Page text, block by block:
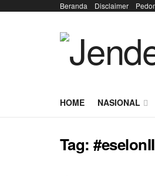
Beranda Disclaimer
HOME NASIONAL
Tag:#eselonII